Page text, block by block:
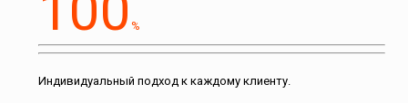
%
Индивидуальный подход к каждому клиенту.